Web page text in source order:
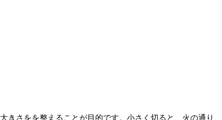
きさをを整えることが目的です。小さく切ると、火の通り